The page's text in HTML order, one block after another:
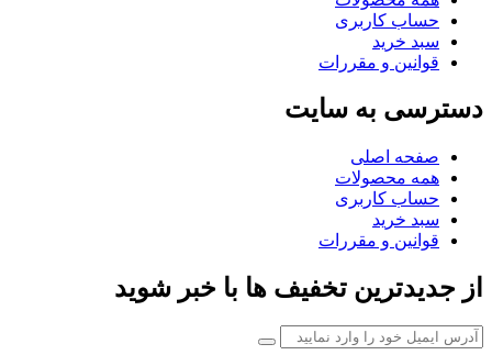
حساب کاربری
سبد خرید
قوانین و مقررات
دسترسی به سایت
صفحه اصلی
همه محصولات
حساب کاربری
سبد خرید
قوانین و مقررات
از جدیدترین تخفیف ها با خبر شوید